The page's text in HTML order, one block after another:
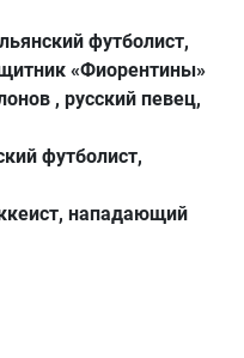
футболист,
«Фиорентины»
, русский певец,
футболист,
нападающий